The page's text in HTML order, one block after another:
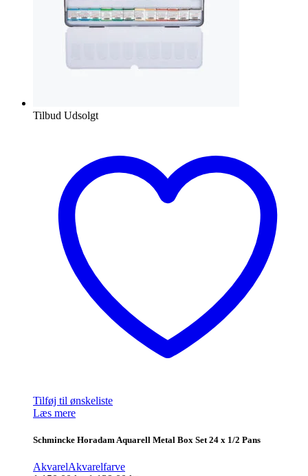
Tilbud Udsolgt
Tilføj til ønskeliste
Læs mere
Schmincke Horadam Aquarell Metal Box Set 24 x 1/2 Pans
AkvarelAkvarelfarve